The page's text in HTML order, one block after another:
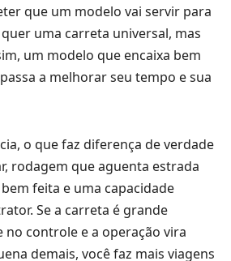
que um modelo vai servir para
uma carreta universal, mas
um modelo que encaixa bem
a melhorar seu tempo e sua
o que faz diferença de verdade
rodagem que aguenta estrada
feita e uma capacidade
Se a carreta é grande
no controle e a operação vira
demais, você faz mais viagens